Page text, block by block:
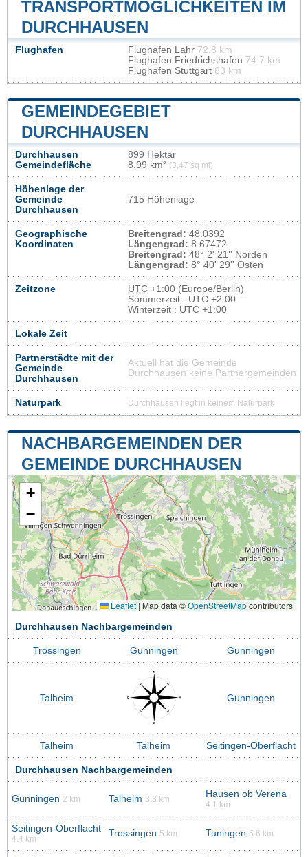
TRANSPORTMÖGLICHKEITEN IM
DURCHHAUSEN
Flughafen Flughafen Lahr 72.8 km
Flughafen Friedrichshafen 74.7 km
Flughafen Stuttgart 83 km
GEMEINDEGEBIET
DURCHHAUSEN
Durchhausen
Gemeindefläche
899 Hektar
8,99 km² (3,47 sq mi)
Höhenlage der
Gemeinde
Durchhausen
715 Höhenlage
Geographische
Koordinaten
Breitengrad: 48.0392
Längengrad: 8.67472
Breitengrad: 48° 2' 21'' Norden
Längengrad: 8° 40' 29'' Osten
Zeitzone UTC +1:00 (Europe/Berlin)
Sommerzeit : UTC +2:00
Winterzeit : UTC +1:00
Lokale Zeit
Partnerstädte mit der
Gemeinde
Durchhausen
Aktuell hat die Gemeinde
Durchhausen keine Partnergemeinden
Naturpark Durchhausen liegt in keinem Naturpark
NACHBARGEMEINDEN DER
GEMEINDE DURCHHAUSEN
+
−
Leaflet | Map data ©OpenStreetMapcontributors
Durchhausen Nachbargemeinden
Trossingen Gunningen Gunningen
Talheim Gunningen
Talheim Talheim Seitingen-Oberflacht
Durchhausen Nachbargemeinden
Gunningen 2 km Talheim 3.3 km Hausen ob Verena
4.1 km
Seitingen-Oberflacht
4.4 km
Trossingen 5 km Tuningen 5.6 km